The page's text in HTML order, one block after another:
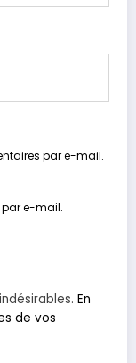
par e-mail.
par e-mail.
En
de vos